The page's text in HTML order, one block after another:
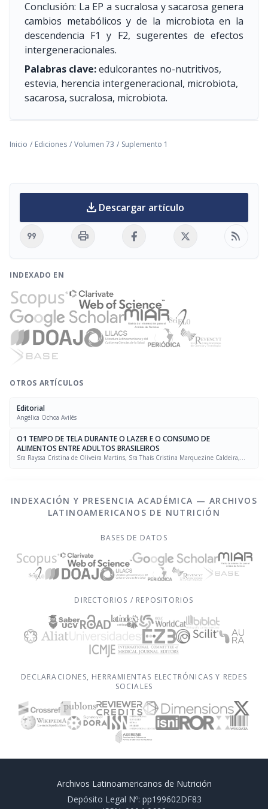
Conclusión: La EP a sucralosa y sacarosa genera
cambios metabólicos y de la microbiota en la
descendencia F1 y F2, sugerentes de efectos
intergeneracionales.
Palabras clave:edulcorantes no-nutritivos,
estevia, herencia intergeneracional, microbiota,
sacarosa, sucralosa, microbiota.
Inicio / Ediciones / Volumen 73 / Suplemento 1
download Descargar artículo
format_quote print rss_feed
INDEXADO EN
OTROS ARTÍCULOS
Editorial
Angélica Ochoa Avilés
O1 TEMPO DE TELA DURANTE O LAZER E O CONSUMO DE
ALIMENTOS ENTRE ADULTOS BRASILEIROS
Sra Rayssa Cristina de Oliveira Martins, Sra Thaís Cristina Marquezine Caldeira,
INDEXACIÓN Y PRESENCIA ACADÉMICA — ARCHIVOS
LATINOAMERICANOS DE NUTRICIÓN
BASES DE DATOS
DIRECTORIOS / REPOSITORIOS
DECLARACIONES, HERRAMIENTAS ELECTRÓNICAS Y REDES
SOCIALES
Archivos Latinoamericanos de Nutrición
Depósito Legal Nº: pp199602DF83